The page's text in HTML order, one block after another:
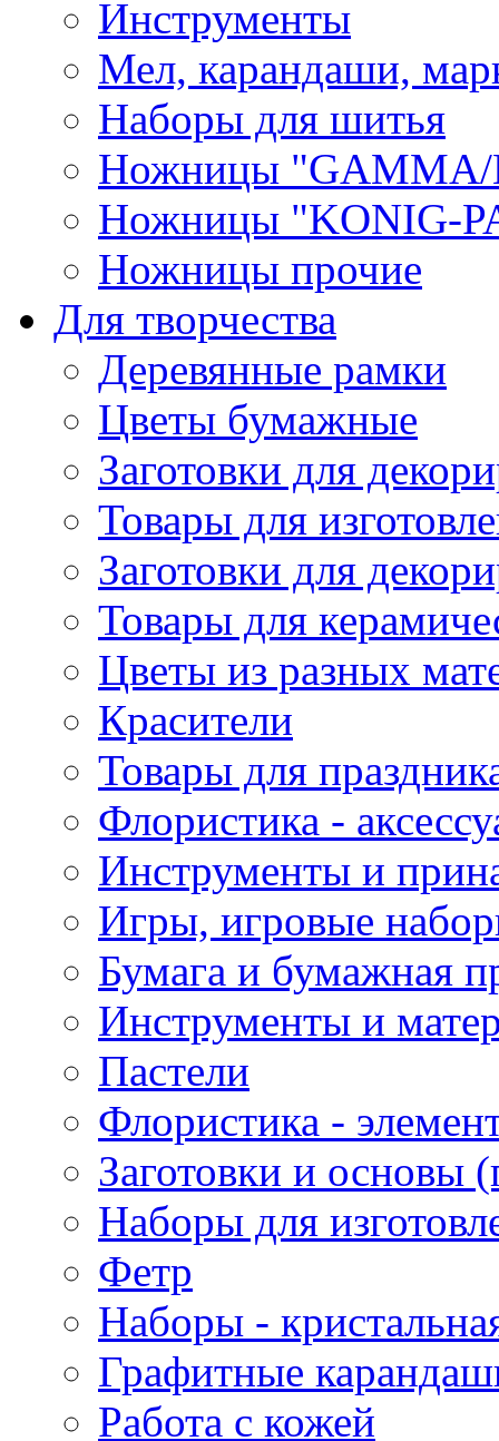
Инструменты
Мел, карандаши,
Наборы для шитья
Ножницы "GAMMA/
Ножницы "KONIG-
Ножницы прочие
Для творчества
Деревянные рамки
Цветы бумажные
Заготовки для
Товары для
Заготовки для
Товары для
Цветы из разных
Красители
Товары для
Флористика -
Инструменты и
Игры, игровые
Бумага и бумажная
Инструменты и
Пастели
Флористика -
Заготовки и основы
Наборы для
Фетр
Наборы -
Графитные
Работа с кожей